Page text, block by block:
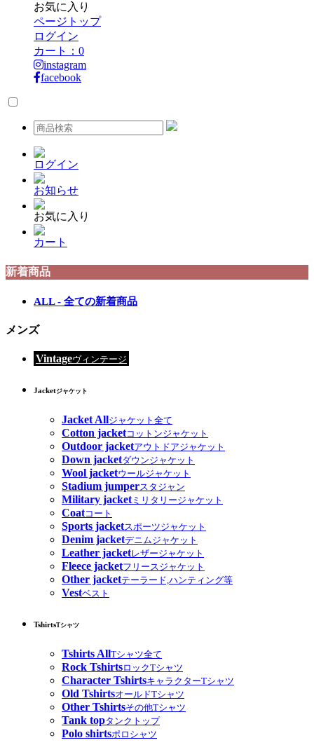
お気に入り
ページトップ
ログイン
カート： 0
instagram
facebook
ログイン
お知らせ
お気に入り
カート
新着商品
ALL - 全ての新着商品
メンズ
Vintageヴィンテージ
Jacketジャケット
Jacket Allジャケット全て
Cotton jacketコットンジャケット
Outdoor jacketアウトドアジャケット
Down jacketダウンジャケット
Wool jacketウールジャケット
Stadium jumperスタジャン
Military jacketミリタリージャケット
Coatコート
Sports jacketスポーツジャケット
Denim jacketデニムジャケット
Leather jacketレザージャケット
Fleece jacketフリースジャケット
Other jacketテーラード,ハンティング等
Vestベスト
TshirtsTシャツ
Tshirts AllTシャツ全て
Rock TshirtsロックTシャツ
Character TshirtsキャラクターTシャツ
Old TshirtsオールドTシャツ
Other Tshirtsその他Tシャツ
Tank topタンクトップ
Polo shirtsポロシャツ